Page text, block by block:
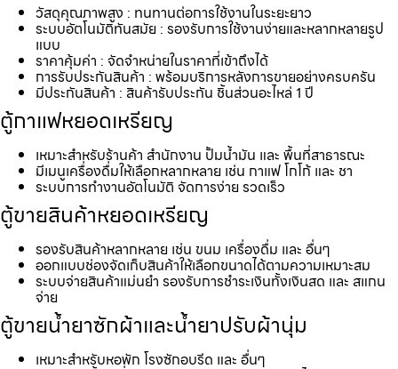
วัสดุคุณภาพสูง : ทนทานต่อการใช้งานในระยะยาว
ระบบอัตโนมัติทันสมัย : รองรับการใช้งานง่ายและหลากหลายรูป
แบบ
ราคาคุ้มค่า : จัดจำหน่ายในราคาที่เข้าถึงได้
การรับประกันสินค้า : พร้อมบริการหลังการขายอย่างครบครัน
มีประกันสินค้า : สินค้ารับประกัน ชิ้นส่วนอะไหล่ 1 ปี
ตู้กาแฟหยอดเหรียญ
เหมาะสำหรับร้านค้า สำนักงาน ปั้มน้ำมัน และ พื้นที่สาธารณะ
มีเมนูเครื่องดื่มให้เลือกหลากหลาย เช่น กาแฟ โกโก้ และ ชา
ระบบการทำงานอัตโนมัติ จัดการง่าย รวดเร็ว
ตู้ขายสินค้าหยอดเหรียญ
รองรับสินค้าหลากหลาย เช่น ขนม เครื่องดื่ม และ อื่นๆ
ออกแบบช่องจัดเก็บสินค้าให้เลือกขนาดได้ตามความเหมาะสม
ระบบจ่ายสินค้าแม่นยำ รองรับการชำระเงินทั้งเงินสด และ สแกน
จ่าย
ตู้ขายน้ำยาซักผ้าและน้ำยาปรับผ้านุ่ม
เหมาะสำหรับหอพัก โรงซักอบรีด และ อื่นๆ